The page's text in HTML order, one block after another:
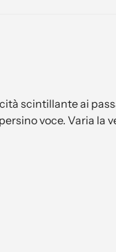
scintillante ai
voce. Varia la